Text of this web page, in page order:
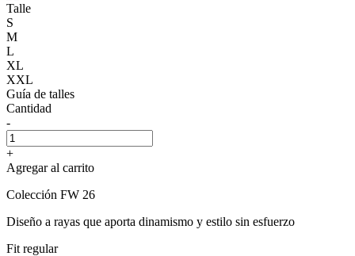
Talle
S
M
L
XL
XXL
Guía de talles
Cantidad
-
+
Agregar al carrito
Colección FW 26
Diseño a rayas que aporta dinamismo y estilo sin esfuerzo
Fit regular